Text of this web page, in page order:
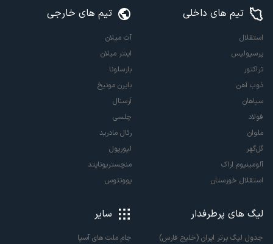
تیم های داخلی
استقلال
پرسپولیس
تراکتور
ذوب آهن
سپاهان
فولاد
ملوان
گل‌گهر
آلومینیوم اراک
استقلال خوزستان
تیم های خارجی
آث میلان
اینتر میلان
بارسلونا
بایرن مونیخ
آرسنال
چلسی
رئال مادرید
لیورپول
منچستریونایتد
یوونتوس
لیگ های پرطرفدار
جدول لیگ برتر ایران (خلیج فارس)
سایر
جام ملت های آسیا